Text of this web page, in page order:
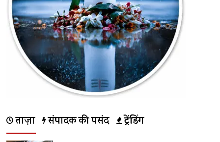
के
बारे
में
और
ताज़ा संपादक की पसंद ट्रेंडिंग